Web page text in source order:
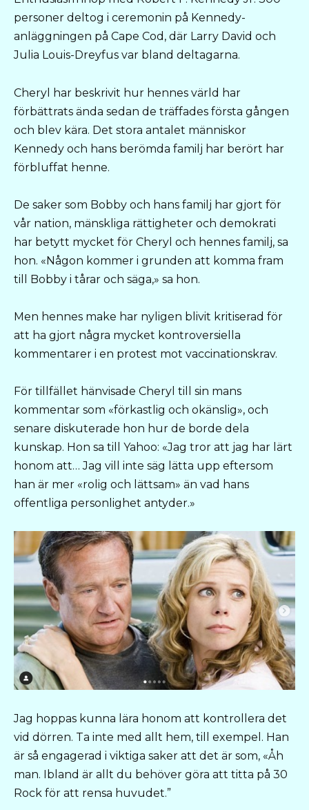
personer deltog i ceremonin på Kennedy-
anläggningen på Cape Cod, där Larry David och
Julia Louis-Dreyfus var bland deltagarna.
Cheryl har beskrivit hur hennes värld har
förbättrats ända sedan de träffades första gången
och blev kära. Det stora antalet människor
Kennedy och hans berömda familj har berört har
förbluffat henne.
De saker som Bobby och hans familj har gjort för
vår nation, mänskliga rättigheter och demokrati
har betytt mycket för Cheryl och hennes familj, sa
hon. «Någon kommer i grunden att komma fram
till Bobby i tårar och säga,» sa hon.
Men hennes make har nyligen blivit kritiserad för
att ha gjort några mycket kontroversiella
kommentarer i en protest mot vaccinationskrav.
För tillfället hänvisade Cheryl till sin mans
kommentar som «förkastlig och okänslig», och
senare diskuterade hon hur de borde dela
kunskap. Hon sa till Yahoo: «Jag tror att jag har lärt
honom att… Jag vill inte säg lätta upp eftersom
han är mer «rolig och lättsam» än vad hans
offentliga personlighet antyder.»
Jag hoppas kunna lära honom att kontrollera det
vid dörren. Ta inte med allt hem, till exempel. Han
är så engagerad i viktiga saker att det är som, «Åh
man. Ibland är allt du behöver göra att titta på 30
Rock för att rensa huvudet.”